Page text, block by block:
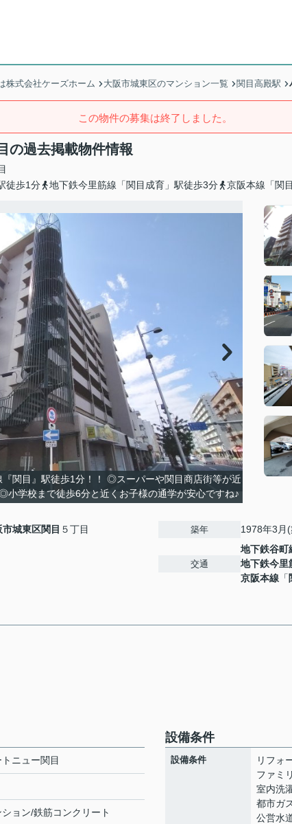
株式会社ケーズホーム 大阪市城東区のマンション一覧 関目高殿駅
この物件の募集は終了しました。
の過去掲載物件情報
徒歩1分
地下鉄今里筋線「関目成育」駅徒歩3分 京阪本線「関
関目』駅徒歩1分！！ ◎スーパーや関目商店街等が近
小学校まで徒歩6分と近くお子様の通学が安心ですね♪
市城東区関目 ５丁目 築年 1978年3月
交通
地下鉄谷町
地下鉄今里
京阪本線 「
ニュー関目
ョン/鉄筋コンクリート
設備条件
設備条件
リフォ
ファミ
室内洗
都市ガ
公営水